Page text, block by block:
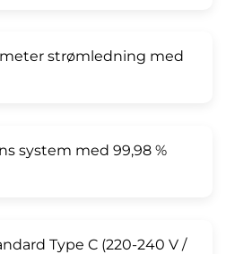
strømledning med
system med 99,98 %
Type C (220-240 V /